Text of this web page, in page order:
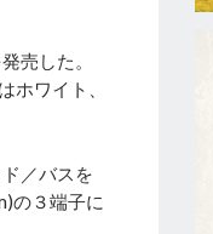
売した。
ホワイト、
／バスを
の３端子に